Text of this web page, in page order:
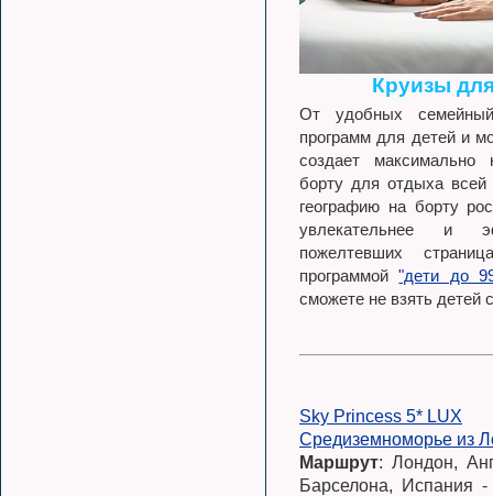
Круизы
От удобных
программ для детей и
создает
борту для отдыха
географию на борту
увлекательнее и
пожелтевших
программой"дети до
сможете не взять детей
Sky Princess 5* LUX
Средиземноморье из
Маршрут: Лондон,
Барселона, Испания